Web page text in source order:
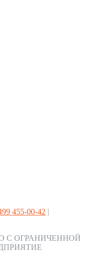
455-00-42 |
С ОГРАНИЧЕННОЙ